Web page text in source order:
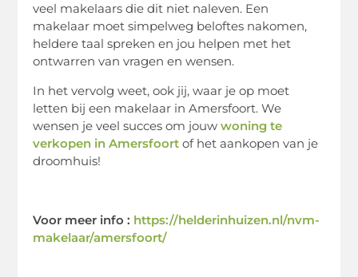
veel makelaars die dit niet naleven. Een
makelaar moet simpelweg beloftes nakomen,
heldere taal spreken en jou helpen met het
ontwarren van vragen en wensen.
In het vervolg weet, ook jij, waar je op moet
letten bij een makelaar in Amersfoort. We
wensen je veel succes om jouwwoning te
verkopen in Amersfoort of het aankopen van je
droomhuis!
Voor meer info : https://helderinhuizen.nl/nvm-
makelaar/amersfoort/